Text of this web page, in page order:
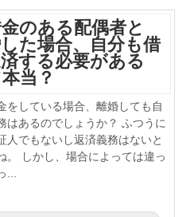
のある配偶者と
た場合、自分も借
する必要がある
当？
をしている場合、離婚しても自
はあるのでしょうか？ ふつうに
人でもないし返済義務はないと
。 しかし、場合によっては違っ